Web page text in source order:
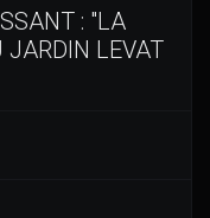
: "LA
JARDIN LEVAT